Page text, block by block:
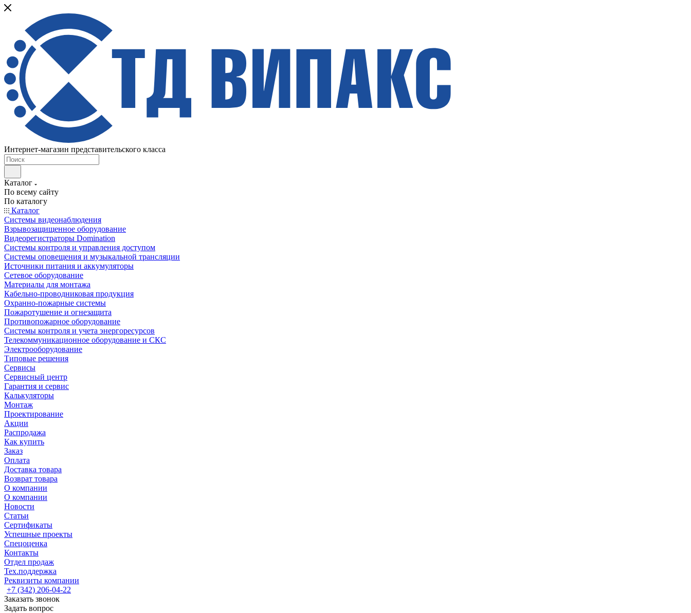
Интернет-магазин представительского класса
Каталог
По всему сайту
По каталогу
Каталог
Системы видеонаблюдения
Взрывозащищенное оборудование
Видеорегистраторы Domination
Системы контроля и управления доступом
Системы оповещения и музыкальной трансляции
Источники питания и аккумуляторы
Сетевое оборудование
Материалы для монтажа
Кабельно-проводниковая продукция
Охранно-пожарные системы
Пожаротушение и огнезащита
Противопожарное оборудование
Системы контроля и учета энергоресурсов
Телекоммуникационное оборудование и СКС
Электрооборудование
Типовые решения
Сервисы
Сервисный центр
Гарантия и сервис
Калькуляторы
Монтаж
Проектирование
Акции
Распродажа
Как купить
Заказ
Оплата
Доставка товара
Возврат товара
О компании
О компании
Новости
Статьи
Сертификаты
Успешные проекты
Спецоценка
Контакты
Отдел продаж
Тех.поддержка
Реквизиты компании
+7 (342) 206-04-22
Заказать звонок
Задать вопрос